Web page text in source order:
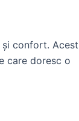
și confort. Acest
care doresc o